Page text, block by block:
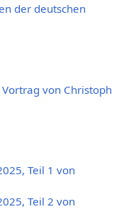
der deutschen
von Christoph
Teil 1 von
Teil 2 von